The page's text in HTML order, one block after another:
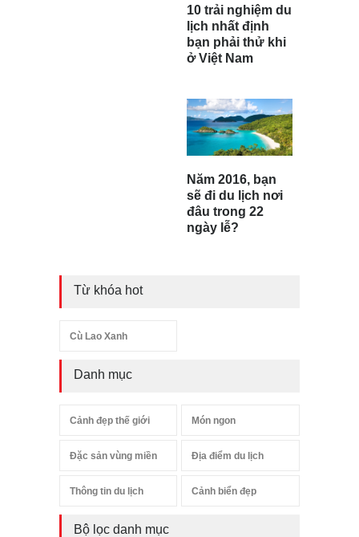
10 trải nghiệm du
lịch nhất định
bạn phải thử khi
ở Việt Nam
Năm 2016, bạn
sẽ đi du lịch nơi
đâu trong 22
ngày lễ?
Từ khóa hot
Cù Lao Xanh
Danh mục
Cảnh đẹp thế giới Món ngon
Đặc sản vùng miền Địa điểm du lịch
Thông tin du lịch Cảnh biển đẹp
Bộ lọc danh mục